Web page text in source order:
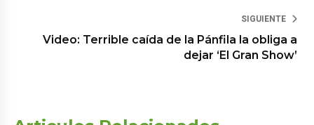
SIGUIENTE
Video: Terrible caída de la Pánfila la obliga a
dejar ‘El Gran Show’